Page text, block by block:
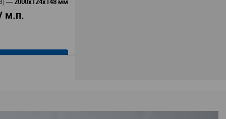
—
м.п.